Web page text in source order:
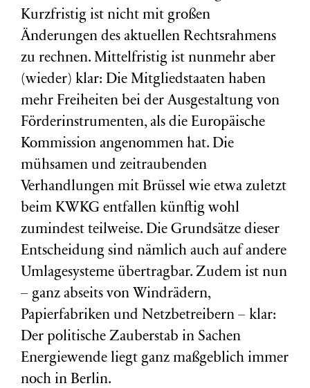
Kurzfristig ist nicht mit großen
Änderungen des aktuellen Rechtsrahmens
zu rechnen. Mittelfristig ist nunmehr aber
(wieder) klar: Die Mitgliedstaaten haben
mehr Freiheiten bei der Ausgestaltung von
Förderinstrumenten, als die Europäische
Kommission angenommen hat. Die
mühsamen und zeitraubenden
Verhandlungen mit Brüssel wie etwa zuletzt
beim KWKG entfallen künftig wohl
zumindest teilweise. Die Grundsätze dieser
Entscheidung sind nämlich auch auf andere
Umlagesysteme übertragbar. Zudem ist nun
– ganz abseits von Windrädern,
Papierfabriken und Netzbetreibern – klar:
Der politische Zauberstab in Sachen
Energiewende liegt ganz maßgeblich immer
noch in Berlin.